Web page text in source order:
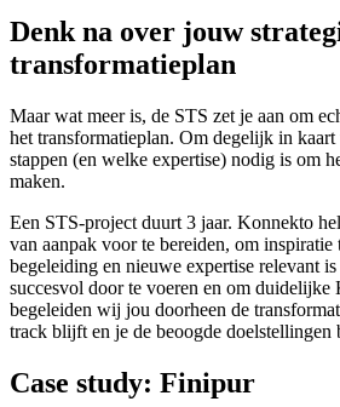
Denk na over jouw
transformatieplan
Maar wat meer is, de STS zet je aan om
het transformatieplan. Om degelijk in
stappen (en welke expertise) nodig is om
maken.
Een STS-project duurt 3 jaar. Konnekto
van aanpak voor te bereiden, om inspiratie
begeleiding en nieuwe expertise relevant
succesvol door te voeren en om duidelijke
begeleiden wij jou doorheen de
track blijft en je de beoogde doelstellingen
Case study: Finipur